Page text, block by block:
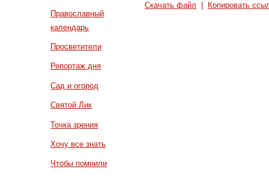
Православный
календарь
Просветители
Репортаж дня
Сад и огород
Святой Лик
Точка зрения
Хочу все знать
Чтобы помнили
Скачать файл Копировать